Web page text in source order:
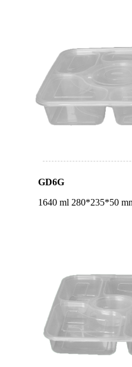
GD6G
1640 ml 280*235*50